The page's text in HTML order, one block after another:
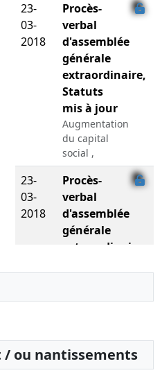
23-
03-
2018
Procès-
verbal
d'assemblée
générale
extraordinaire,
Statuts
mis à jour
Augmentation
du capital
social ,
23-
03-
2018
Procès-
verbal
d'assemblée
générale
extraordinaire,
ressort ,
15-
Acte sous
/ ou nantissements